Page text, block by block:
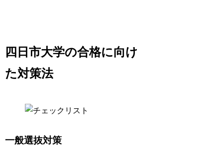
四日市大学の合格に向け
た対策法
一般選抜対策